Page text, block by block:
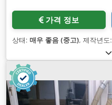
가격 정보
상태: 매우 좋음 (중고), 제작년도: